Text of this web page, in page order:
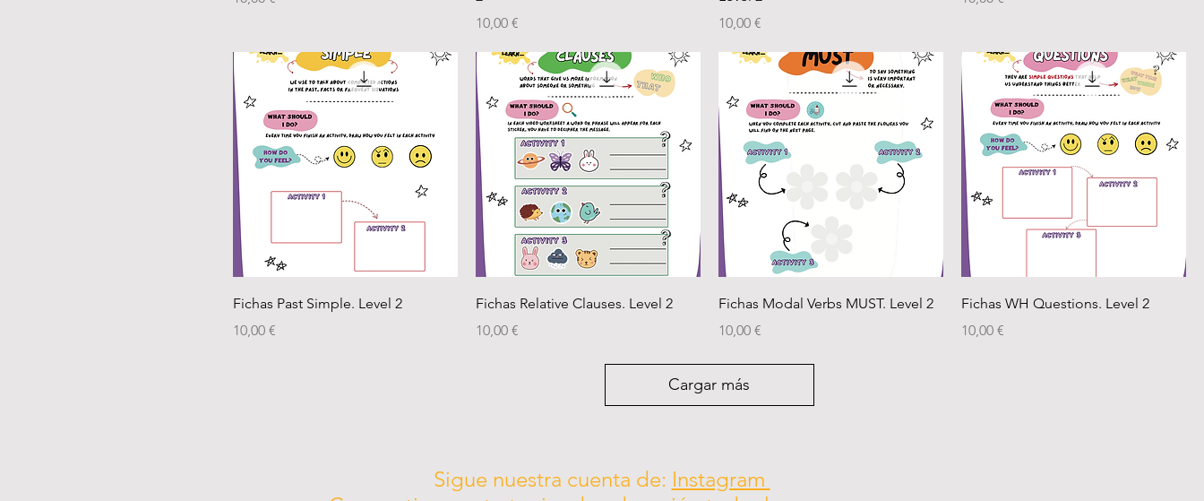
Precio
10,00 €
Precio
10,00 €
Fichas Past Simple. Level 2
Precio
10,00 €
Fichas Relative Clauses. Level 2
Precio
10,00 €
Fichas Modal Verbs MUST. Level 2
Precio
10,00 €
Fichas WH Questions. Level 2
Precio
10,00 €
Cargar más
Sigue nuestra cuenta de: Instagram